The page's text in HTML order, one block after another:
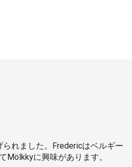
られました。Fredericはベルギー
Mölkkyに興味があります。